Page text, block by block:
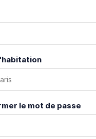
le mot de passe